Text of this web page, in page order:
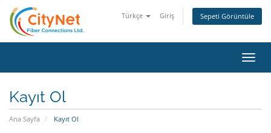
Türkçe Giriş Sepeti Görüntüle
Kayıt Ol
Ana Sayfa Kayıt Ol